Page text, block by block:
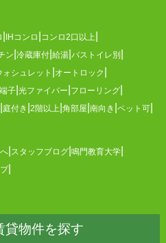
IHコンロ コンロ2口以上
ン 冷蔵庫付 給湯 バストイレ別
ォシュレット オートロック
子 光ファイバー フローリング
庭付き 2階以上 角部屋 南向き ペット可
スタッフブログ 鳴門教育大学
貸物件を探す